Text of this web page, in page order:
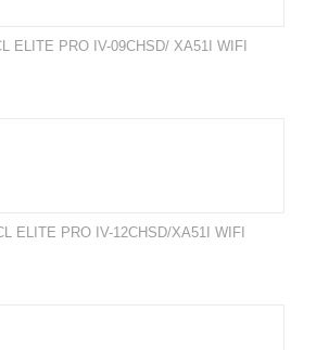
ELITE PRO IV-09CHSD/ XA51I WIFI
ELITE PRO IV-12CHSD/XA51I WIFI